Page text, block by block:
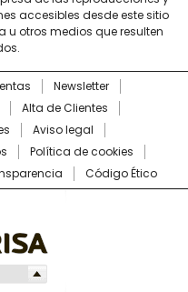
accesibles desde este sitio
otros medios que resulten
Newsletter
Alta de Clientes
Aviso legal
Política de cookies
Código Ético